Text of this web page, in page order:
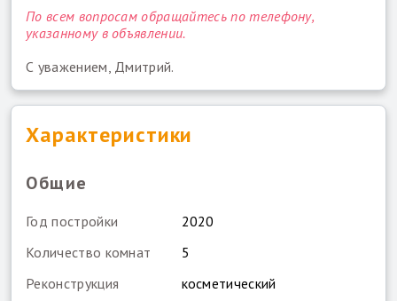
По всем вопросам обращайтесь по телефону,
указанному в объявлении.
С уважением, Дмитрий.
Характеристики
Общие
Год постройки
2020
Количество комнат
5
Реконструкция
косметический